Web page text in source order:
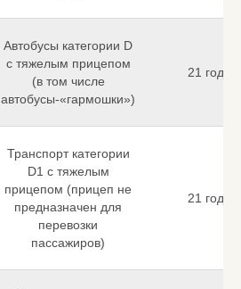
Автобусы категории D
с тяжелым прицепом
(в том числе
автобусы-«гармошки»)
21 год
Транспорт категории
D1 с тяжелым
прицепом (прицеп не
предназначен для
перевозки
пассажиров)
21 год